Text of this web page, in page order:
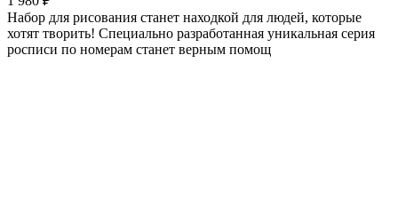
Набор для рисования станет находкой для людей, которые
хотят творить! Специально разработанная уникальная серия
росписи по номерам станет верным помощ